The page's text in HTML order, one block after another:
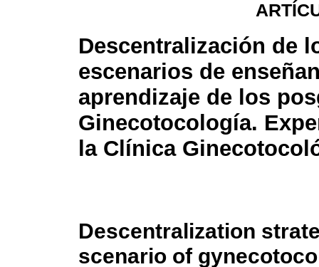
Descentralización de
escenarios de
aprendizaje de los
Ginecotocología.
la Clínica
Descentralization
scenario of